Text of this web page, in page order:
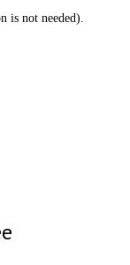
is not needed).